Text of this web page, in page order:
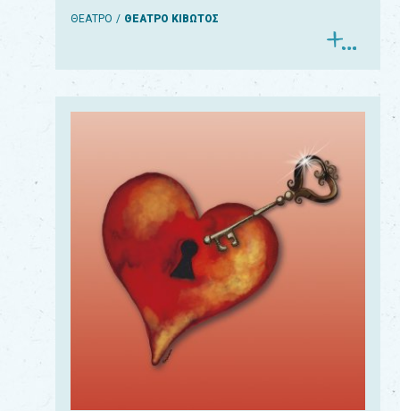
ΘΕΑΤΡΟ ΘΕΑΤΡΟ ΚΙΒΩΤΟΣ